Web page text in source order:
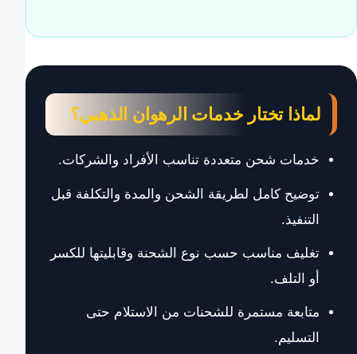
لماذا تختار خدمات الرهوان الذهبي؟
خدمات شحن متعددة تناسب الأفراد والشركات.
توضيح كامل لطريقة الشحن والمدة والتكلفة قبل
التنفيذ.
تغليف مناسب حسب نوع الشحنة وقابليتها للكسر
أو التلف.
متابعة مستمرة للشحنات من الاستلام حتى
التسليم.